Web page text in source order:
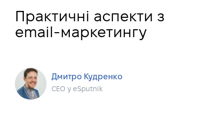
Практичні аспекти з
email-маркетингу
Дмитро Кудренко
CEO у eSputnik